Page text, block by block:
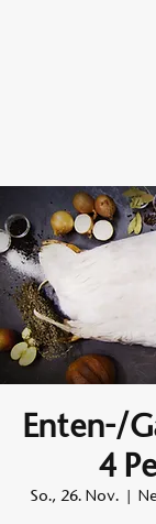
Enten-/
4
So., 26. Nov.
  |